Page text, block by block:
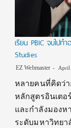
เรียน PBIC จบไปท
Studies
EZ Webmaster April
หลายคนที่คิดว่า
หลักสูตรอินเตอ
และกำลังมอง
ระดับมหาวิทยา